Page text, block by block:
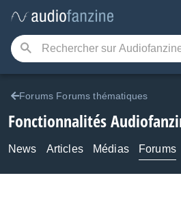
Forums Forums thématiques
Fonctionnalités
News Articles Médias Forums